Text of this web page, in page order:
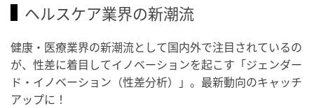
ヘルスケア業界の新潮流
健康・医療業界の新潮流として国内外で注目されているの
が、性差に着目してイノベーションを起こす「ジェンダー
ド・イノベーション（性差分析）」。最新動向のキャッチ
アップに！